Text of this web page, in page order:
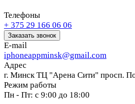
Телефоны
+ 375 29 166 06 06
Заказать звонок
E-mail
iphoneappminsk@gmail.com
Адрес
г. Минск ТЦ "Арена Сити" просп.
Режим работы
Пн - Пт: с 9:00 до 18:00